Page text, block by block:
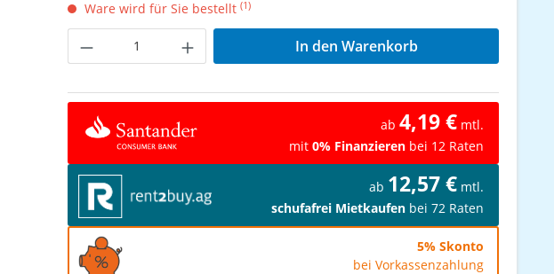
Ware wird für Sie bestellt (1)
Produkt Anzahl: Gib den gewünschten Wert
In den Warenkorb
ab 4,19 € mtl.
mit 0% Finanzieren bei 12 Raten
ab 12,57 € mtl.
schufafrei Mietkaufen bei 72 Raten
5% Skonto
bei Vorkassenzahlung